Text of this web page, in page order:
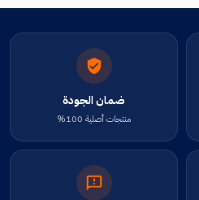
ضمان الجودة
منتجات أصلية 100%